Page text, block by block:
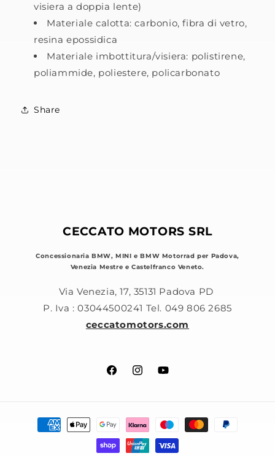
visiera a doppia lente)
Materiale calotta: carbonio, fibra di vetro,
resina epossidica
Materiale imbottitura/visiera: polistirene,
poliammide, poliestere, policarbonato
Share
CECCATO MOTORS SRL
Concessionaria BMW, MINI e BMW Motorrad per Padova,
Venezia Mestre e Castelfranco Veneto.
Via Venezia, 17, 35131 Padova PD
P. Iva : 03044500241 Tel. 049 806 2685
ceccatomotors.com
FacebookInstagramYouTube
Metodi